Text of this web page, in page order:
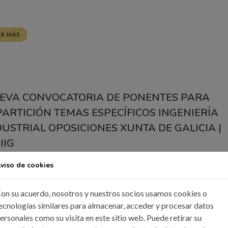
MÁS
CONVOCATORIA DE PONENTES PARA
TEMAS ESPECÍFICOS INGENIERÍA
OPOSICIONES XUNTA DE GALICIA |
Feb, 2022
está organizando un curso de preparación de oposiciones de
de Galicia para sus colegiados. Con el objeto de seguir
compromiso de ofrecer una formación de calidad lanzamos la
de cookies
su acuerdo, nosotros y nuestros socios usamos cookies o
similares para almacenar, acceder y procesar datos
como su visita en este sitio web. Puede retirar su